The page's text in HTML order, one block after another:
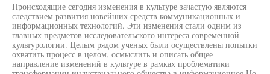
Происходящие сегодня изменения в культуре зачастую являются
следствием развития новейших средств коммуникационных и
информационных технологий. Эти изменения стали одним из
главных предметов исследовательского интереса современной
культурологии. Целым рядом ученых были осуществлены попытки
охватить процесс в целом, осмыслить и описать общее
направление изменений в культуре в рамках проблематики